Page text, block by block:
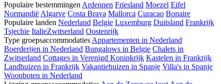
Populaire bestemmingen Ardennen Friesland Moezel Eifel
Normandië Algarve Costa Brava Mallorca Curacao Bonaire
Populaire landen Nederland Belgie Luxemburg Duitsland Frankrijk
Tsjechie ItalieZwitserland Oostenrijk
Type groepsaccommodaties Appartementen in Nederland
Boerderijen in Nederland Bungalows in Belgie Chalets in
Zwitserland Cottages in Verenigd Koninkrijk Kastelen in Frankrijk
Landhuizen in Frankrijk Vakantiehuizen in Spanje Villa's in Spanje
Woonboten in Nederland